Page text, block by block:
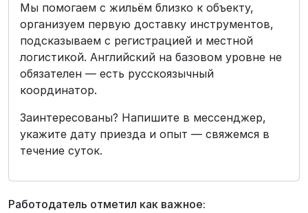
Мы помогаем с жильём близко к объекту,
организуем первую доставку инструментов,
подсказываем с регистрацией и местной
логистикой. Английский на базовом уровне не
обязателен — есть русскоязычный
координатор.
Заинтересованы? Напишите в мессенджер,
укажите дату приезда и опыт — свяжемся в
течение суток.
Работодатель отметил как важное: